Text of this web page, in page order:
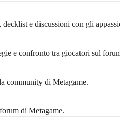
e discussioni con gli
e confronto tra giocatori sul
community di Metagame.
di Metagame.